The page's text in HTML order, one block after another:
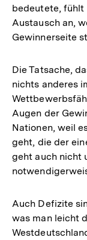
bedeutete, fühlt
Austausch an,
Gewinnerseite
Die Tatsache,
nichts anderes
Augen der
Nationen, weil
geht, die der
geht auch nicht
Auch Defizite
was man leicht